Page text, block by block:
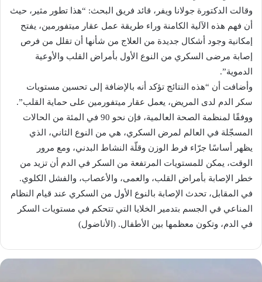
وقالت الدكتورة جولانا ويفر، قائد فريق البحث: “هذا تطور مثير، حيث
أن فهم هذه الآلية الكامنة وراء طريقة عمل عقار ميتفورمين، يفتح
إمكانية وجود أشكال جديدة من العلاج من شأنها أن تقلل من فرص
إصابة مرضى السكري من النوع الأول بأمراض القلب والأوعية
الدموية”.
وأضافت أن “هذه النتائج تؤكد أنه بالإضافة إلى تحسين مستويات
سكر الدم لدى المريض، يعمل عقار ميتفورمين على حماية القلب”.
ووفقًا لمنظمة الصحة العالمية، فإن نحو 90 في المئة من الحالات
المسجّلة في العالم لمرض السكري، هي من النوع الثاني، الذي
يظهر أساسًا جرّاء فرط الوزن وقلّة النشاط البدني، ومع مرور
الوقت، يمكن للمستويات المرتفعة من السكر في الدم أن تزيد من
خطر الإصابة بأمراض القلب، والعمى، والأعصاب، والفشل الكلوي.
في المقابل، تحدث الإصابة بالنوع الأول من السكري عند قيام النظام
المناعي في الجسم بتدمير الخلايا التي تتحكم في مستويات السكر
في الدم، وتكون معظمها بين الأطفال. (الأناضول)